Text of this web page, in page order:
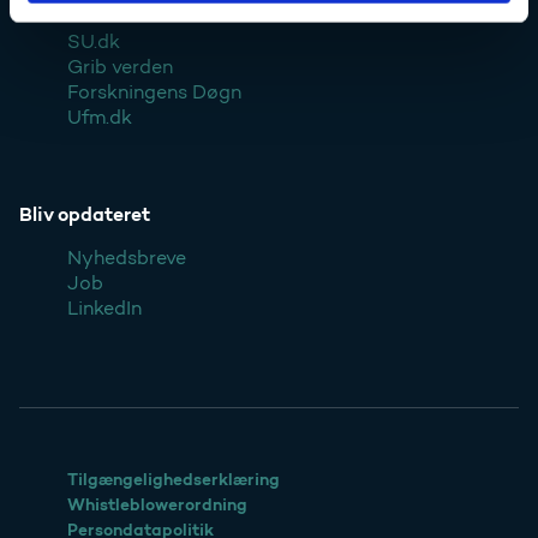
SU.dk
Grib verden
Forskningens Døgn
Ufm.dk
Bliv opdateret
Nyhedsbreve
Job
LinkedIn
Tilgængelighedserklæring
Whistleblowerordning
Persondatapolitik